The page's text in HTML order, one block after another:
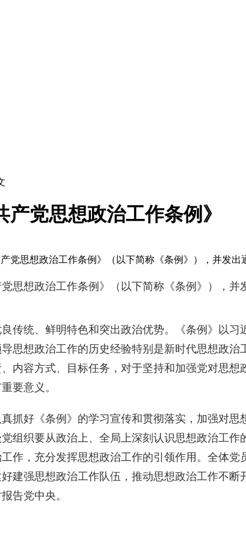
党思想政治工作条例》
党思想政治工作条例》（以下简称《条例》），并发出
思想政治工作条例》（以下简称《条例》），并
统、鲜明特色和突出政治优势。《条例》以习
思想政治工作的历史经验特别是新时代思想政治
内容方式、目标任务，对于坚持和加强党对思想
要意义。
好《条例》的学习宣传和贯彻落实，加强对思
组织要从政治上、全局上深刻认识思想政治工作
作，充分发挥思想政治工作的引领作用。全体党
建强思想政治工作队伍，推动思想政治工作不断
告党中央。